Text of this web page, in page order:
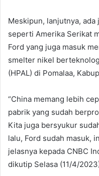
Meskipun, lanjutnya,
seperti Amerika Serikat
Ford yang juga masuk
smelter nikel
(HPAL) di Pomalaa,
“China memang lebih
pabrik yang sudah
Kita juga bersyukur
lalu, Ford sudah masuk,
jelasnya kepada CNBC
dikutip Selasa (11/4/